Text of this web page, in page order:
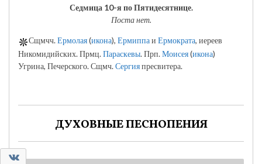
0
Седмица 10-я по Пятидесятнице.
Поста нет.
Сщмчч.Ермолая(икона), Ермиппаи Ермократа, иереев
Никомидийских. Прмц.Параскевы. Прп.Моисея(икона)
Угрина, Печерского. Сщмч.Сергияпресвитера.
ДУХОВНЫЕ ПЕСНОПЕНИЯ